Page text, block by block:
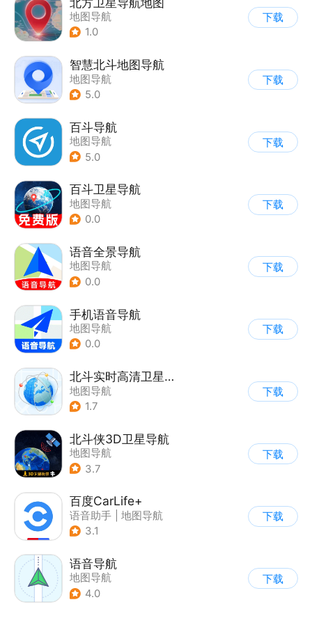
地图导航
1.0
下载
智慧北斗地图导航
地图导航
5.0
下载
百斗导航
地图导航
5.0
下载
百斗卫星导航
地图导航
0.0
下载
语音全景导航
地图导航
0.0
下载
手机语音导航
地图导航
0.0
下载
北斗实时高清卫星地图
地图导航
1.7
下载
北斗侠3D卫星导航
地图导航
3.7
下载
百度CarLife+
语音助手
地图导航
3.1
下载
语音导航
地图导航
4.0
下载